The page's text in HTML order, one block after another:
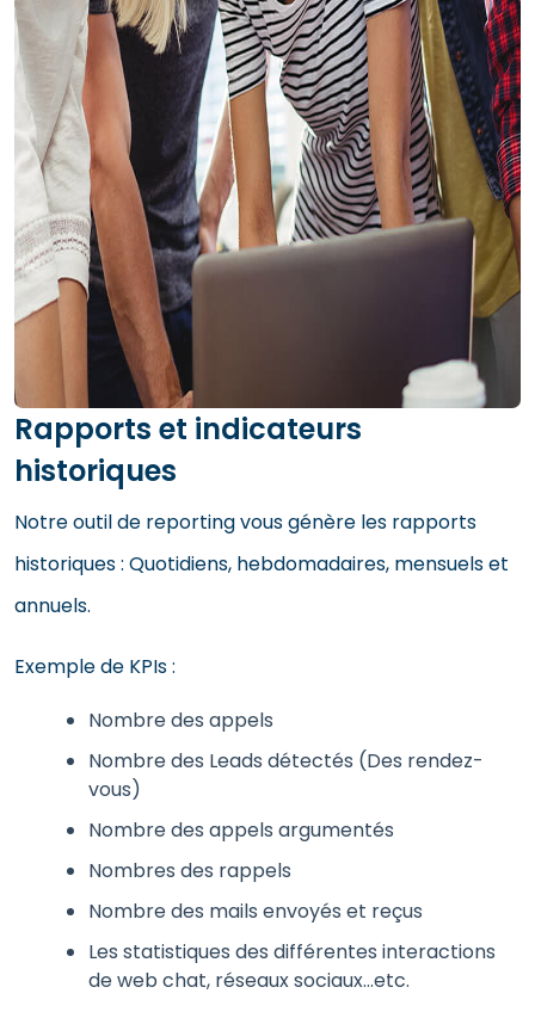
Rapports et indicateurs
historiques
Notre outil de reporting vous génère les rapports
historiques : Quotidiens, hebdomadaires, mensuels et
annuels.
Exemple de KPIs :
Nombre des appels
Nombre des Leads détectés (Des rendez-
vous)
Nombre des appels argumentés
Nombres des rappels
Nombre des mails envoyés et reçus
Les statistiques des différentes interactions
de web chat, réseaux sociaux…etc.